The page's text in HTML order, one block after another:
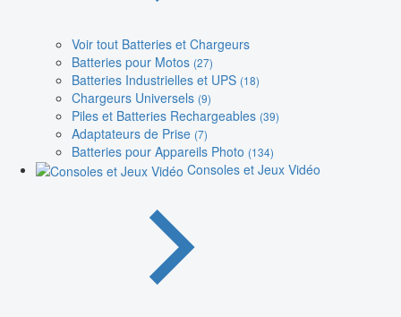
Voir tout Batteries et Chargeurs
Batteries pour Motos (27)
Batteries Industrielles et UPS (18)
Chargeurs Universels (9)
Piles et Batteries Rechargeables (39)
Adaptateurs de Prise (7)
Batteries pour Appareils Photo (134)
Consoles et Jeux Vidéo